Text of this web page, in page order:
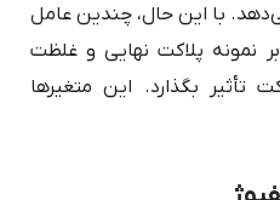
با این حال، چندین عامل
نمونه پلاکت نهایی و غلظت
تأثیر بگذارد. این متغیرها